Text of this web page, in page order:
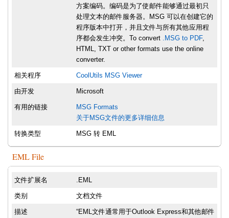
方案编码。编码是为了使邮件能够通过最初只
处理文本的邮件服务器。MSG 可以在创建它的
程序版本中打开，并且文件与所有其他应用程
序都会发生冲突。To convert .MSG to PDF,
HTML, TXT or other formats use the online
converter.
相关程序 CoolUtils MSG Viewer
由开发 Microsoft
有用的链接
MSG Formats
关于MSG文件的更多详细信息
转换类型 MSG 转 EML
EML File
文件扩展名 .EML
类别 文档文件
描述
“EML文件通常用于Outlook Express和其他邮件